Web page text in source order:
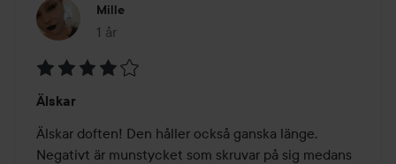
Mille
1 år
Inlägget skapades 1 år
4
av
5
Älskar
Älskar doften! Den håller också ganska länge.
Negativt är munstycket som skruvar på sig medans